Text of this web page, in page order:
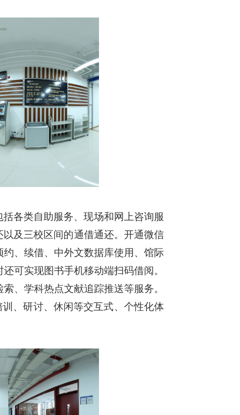
各类自助服务、现场和网上咨询服
及三校区间的通借通还。开通微信
、续借、中外文数据库使用、馆际
可实现图书手机移动端扫码借阅。
、学科热点文献追踪推送等服务。
、研讨、休闲等交互式、个性化体